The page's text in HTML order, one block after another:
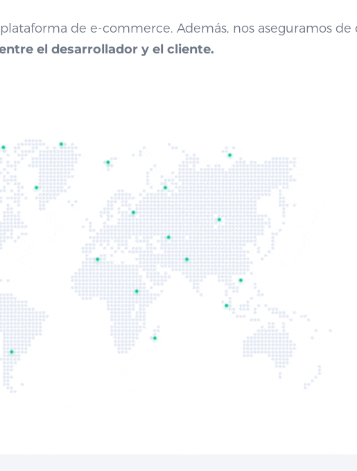
de e-commerce. Además, nos aseguramos de
el desarrollador y el cliente.